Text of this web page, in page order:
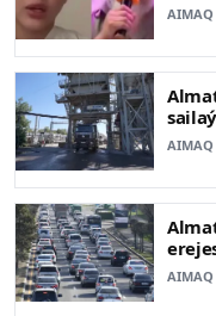
AIMAQ
AIMAQ
AIMAQ